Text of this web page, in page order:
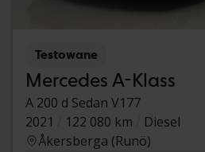
Testowane
Mercedes A-Klass
A 200 d Sedan V177
2021
122 080 km
Diesel
Åkersberga (Runö)